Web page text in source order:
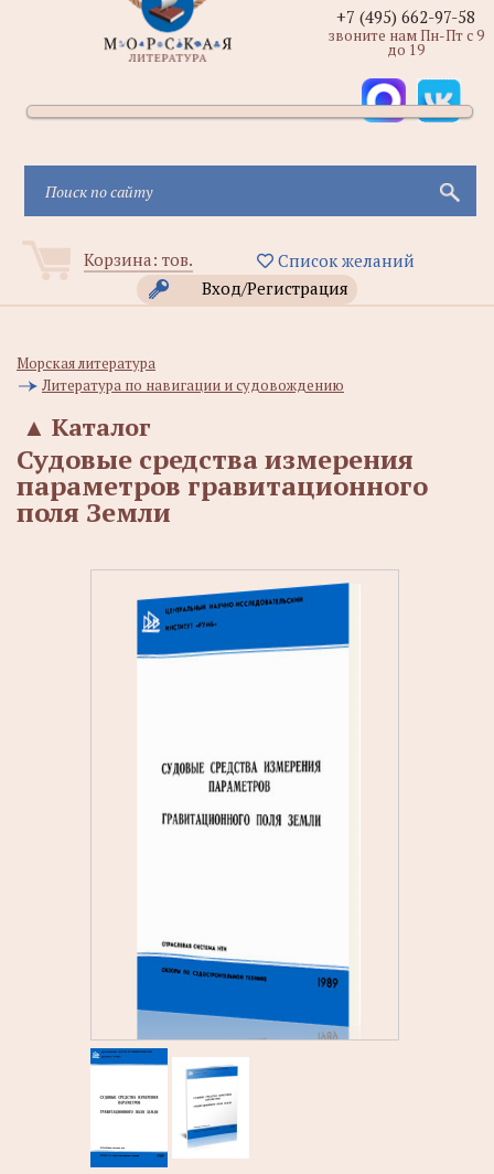
Корзина: тов.
Список желаний
Вход/Регистрация
+7 (495) 662-97-58
звоните нам Пн-Пт с 9
до 19
Морская литература
Литература по навигации и судовождению
Каталог
▲
Судовые средства измерения
параметров гравитационного
поля Земли